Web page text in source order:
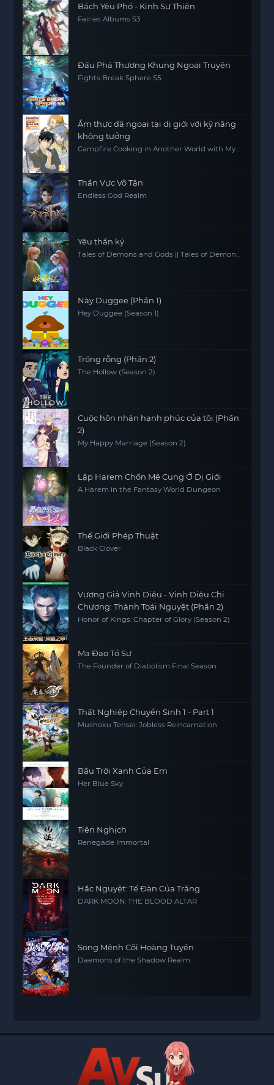
Bách Yêu Phổ - Kinh Sư Thiên
Fairies Albums S3
Đấu Phá Thương Khung Ngoại Truyện
Fights Break Sphere S5
Ẩm thực dã ngoại tại dị giới với kỹ năng
không tưởng
Campfire Cooking in Another World with My
Thần Vực Vô Tận
Endless God Realm
Yêu thần ký
Tales of Demons and Gods || Tales of Demon
Này Duggee (Phần 1)
Hey Duggee (Season 1)
Trống rỗng (Phần 2)
The Hollow (Season 2)
Cuộc hôn nhân hạnh phúc của tôi (Phần
2)
My Happy Marriage (Season 2)
Lập Harem Chốn Mê Cung Ở Dị Giới
A Harem in the Fantasy World Dungeon
Thế Giới Phép Thuật
Black Clover
Vương Giả Vinh Diệu - Vinh Diệu Chi
Chương: Thành Toái Nguyệt (Phần 2)
Honor of Kings: Chapter of Glory (Season 2)
Ma Đạo Tổ Sư
The Founder of Diabolism Final Season
Thất Nghiệp Chuyển Sinh 1 - Part 1
Mushoku Tensei: Jobless Reincarnation
Bầu Trời Xanh Của Em
Her Blue Sky
Tiên Nghịch
Renegade Immortal
Hắc Nguyệt: Tế Đàn Của Trăng
DARK MOON: THE BLOOD ALTAR
Song Mệnh Cõi Hoàng Tuyền
Daemons of the Shadow Realm